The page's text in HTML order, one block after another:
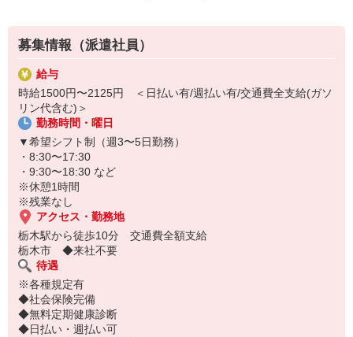
・生活面のサポート（入浴、食事の準備・介助など）
・レクリエーションの企画・実施
・送迎（運転・添乗） ※できる方のみ
など
≪無料の資格取得支援制度あり≫
「介護の知識がないから不安…」そんな方もご安心ください！
あなたのキャリアアップを全面的にサポートします◎未経験から初
任者研修、実務者研修の介護資格を取得可能です♪
あなたの「成長したい」気持ちを全力で応援します◎
まずは見学だけでもOK！お気軽にお問い合わせください。
優しい先輩たちが、あなたの新しい一歩を温かくサポートします。
募集情報（派遣社員）
給与
時給1500円〜2125円 ＜日払い有/週払い有/交通費全支給(ガソ
リン代含む)＞
勤務時間・曜日
▼希望シフト制（週3〜5日勤務）
・8:30〜17:30
・9:30〜18:30 など
※休憩1時間
※残業なし
アクセス・勤務地
栃木駅から徒歩10分 交通費全額支給
栃木市 ◆来社不要
待遇
※各種規定有
◆社会保険完備
◆無料定期健康診断
◆日払い・週払い可